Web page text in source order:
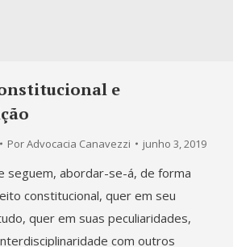
e
PorAdvocacia Canavezzi junho 3, 2019
seguem, abordar-se-á, de forma
constitucional, quer em seu
quer em suas peculiaridades,
com outros